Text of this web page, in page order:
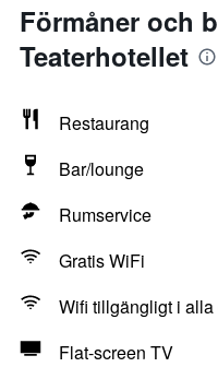
Förmåner och
Teaterhotellet
Restaurang
Bar/lounge
Rumservice
Gratis WiFi
Wifi tillgängligt i alla
Flat-screen TV